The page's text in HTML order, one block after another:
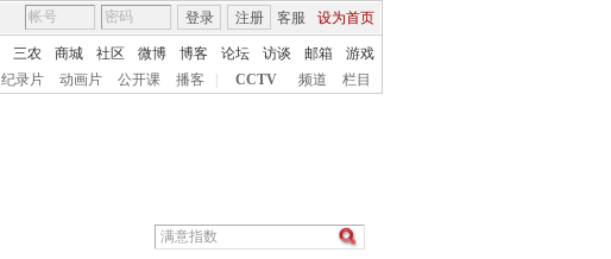
客服 设为首页
登录 注册
三农 商城 社区 微博 博客 论坛 访谈 邮箱
游戏
纪录片 动画片 公开课 播客 CCTV 频道 栏目